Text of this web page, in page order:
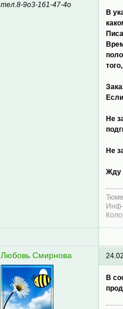
тел.8-9о3-161-47-4о
В
Не
Не
Жду
Любовь Смирнова
В